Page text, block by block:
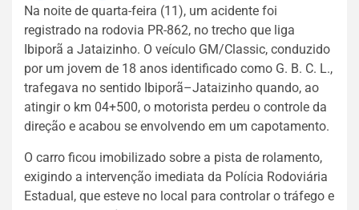
Na noite de quarta-feira (11), um acidente foi
registrado na rodovia PR-862, no trecho que liga
Ibiporã a Jataizinho. O veículo GM/Classic, conduzido
por um jovem de 18 anos identificado como G. B. C. L.,
trafegava no sentido Ibiporã–Jataizinho quando, ao
atingir o km 04+500, o motorista perdeu o controle da
direção e acabou se envolvendo em um capotamento.
O carro ficou imobilizado sobre a pista de rolamento,
exigindo a intervenção imediata da Polícia Rodoviária
Estadual, que esteve no local para controlar o tráfego e